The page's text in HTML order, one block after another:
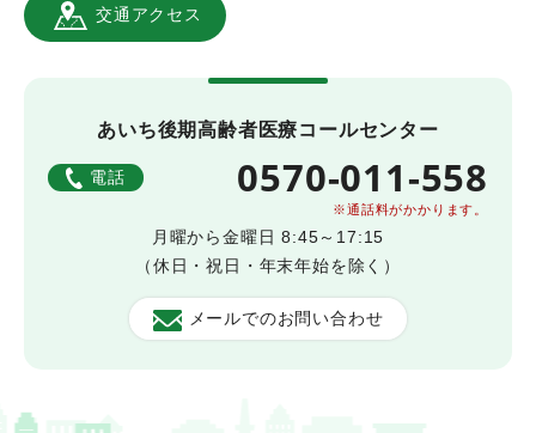
交通アクセス
あいち後期高齢者医療コールセンター
電話 0570-011-558
※通話料がかかります。
月曜から金曜日 8:45～17:15
（休日・祝日・年末年始を除く）
メールでのお問い合わせ